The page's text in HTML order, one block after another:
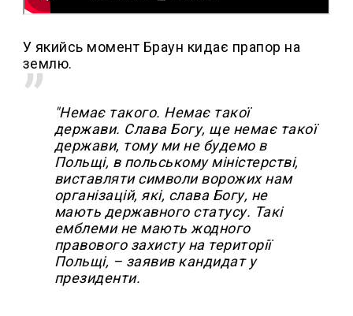
У якийсь момент Браун кидає прапор на
землю.
"Немає такого. Немає такої
держави. Слава Богу, ще немає такої
держави, тому ми не будемо в
Польщі, в польському міністерстві,
виставляти символи ворожих нам
організацій, які, слава Богу, не
мають державного статусу. Такі
емблеми не мають жодного
правового захисту на території
Польщі, – заявив кандидат у
президенти.